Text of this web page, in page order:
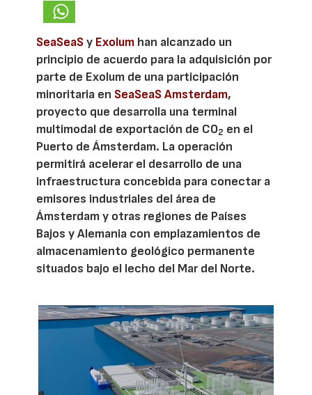
SeaSeaSy Exolum han alcanzado un
principio de acuerdo para la adquisición por
parte de Exolum de una participación
minoritaria en SeaSeaS Amsterdam,
proyecto que desarrolla una terminal
multimodal de exportación de CO2 en el
Puerto de Ámsterdam. La operación
permitirá acelerar el desarrollo de una
infraestructura concebida para conectar a
emisores industriales del área de
Ámsterdam y otras regiones de Países
Bajos y Alemania con emplazamientos de
almacenamiento geológico permanente
situados bajo el lecho del Mar del Norte.